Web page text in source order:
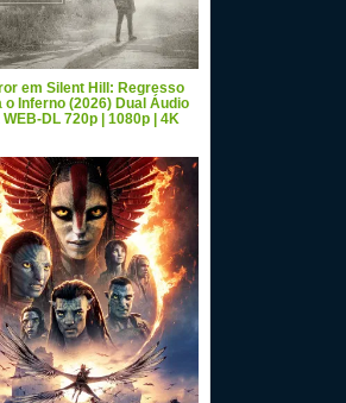
em Silent Hill: Regresso
o Inferno (2026) Dual Áudio
WEB-DL 720p | 1080p | 4K